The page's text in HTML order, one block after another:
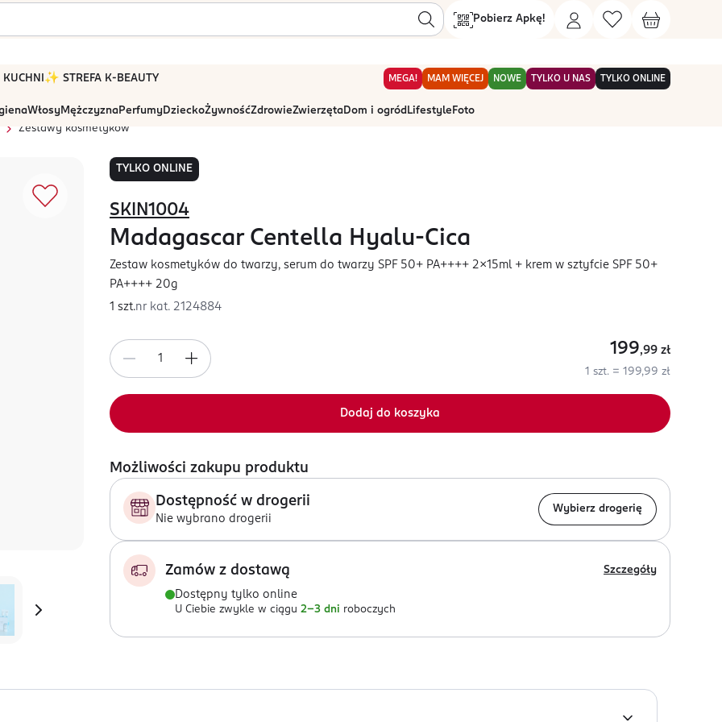
Pobierz Apkę!
KUCHNI ✨ STREFA K-BEAUTY MEGA! MAM WIĘCEJ NOWE TYLKO U NAS TYLKO ONLINE
WłosyMężczyznaPerfumyDzieckoŻywnośćZdrowieZwierzętaDom i ogród Lifestyle Foto
Zestawy kosmetyków
TYLKO ONLINE
SKIN1004
Madagascar Centella Hyalu-Cica
Zestaw kosmetyków do twarzy, serum do twarzy SPF 50+ PA++++ 2x15ml + krem w sztyfcie SPF 50+
PA++++ 20g
1 szt.nr kat. 2124884
199,99 zł
1 szt. = 199,99 zł
Dodaj do koszyka
Możliwości zakupu produktu
Dostępność w drogerii
Nie wybrano drogerii
Wybierz drogerię
Zamów z dostawą Szczegóły
Dostępny tylko online
U Ciebie zwykle w ciągu 2-3 dni roboczych